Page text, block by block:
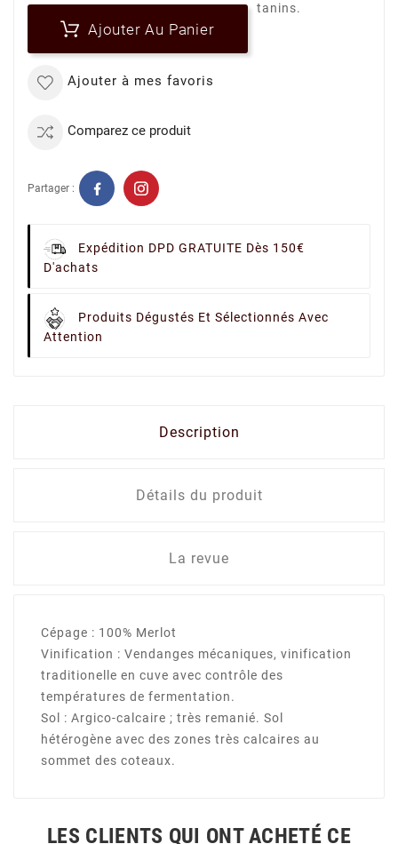
tanins.
Ajouter Au Panier
Ajouter à mes favoris
Comparez ce produit
Partager :
Expédition DPD GRATUITE Dès 150€
D'achats
Produits Dégustés Et Sélectionnés Avec
Attention
Description
Détails du produit
La revue
Cépage : 100% Merlot
Vinification : Vendanges mécaniques, vinification
traditionelle en cuve avec contrôle des
températures de fermentation.
Sol : Argico-calcaire ; très remanié. Sol
hétérogène avec des zones très calcaires au
sommet des coteaux.
LES CLIENTS QUI ONT ACHETÉ CE